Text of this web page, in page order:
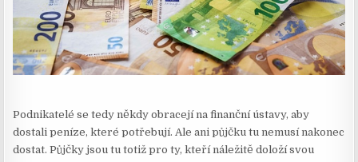
Podnikatelé se tedy někdy obracejí na finanční ústavy, aby
dostali peníze, které potřebují. Ale ani půjčku tu nemusí nakonec
dostat. Půjčky jsou tu totiž pro ty, kteří náležitě doloží svou